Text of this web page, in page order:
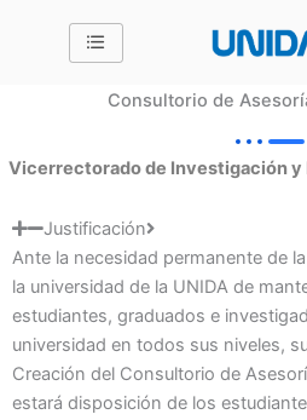
Consultorio de
Vicerrectorado de Investigación
Justificación
Ante la necesidad permanente de
la universidad de la UNIDA de
estudiantes, graduados e
universidad en todos sus niveles,
Creación del Consultorio de
estará disposición de los